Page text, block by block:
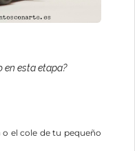
en esta etapa?
o el cole de tu pequeño